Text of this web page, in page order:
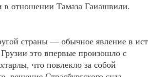
в отношении Тамаза Гаиашвили.
страны — обычное явление в
это впервые произошло с
что повлекло за собой